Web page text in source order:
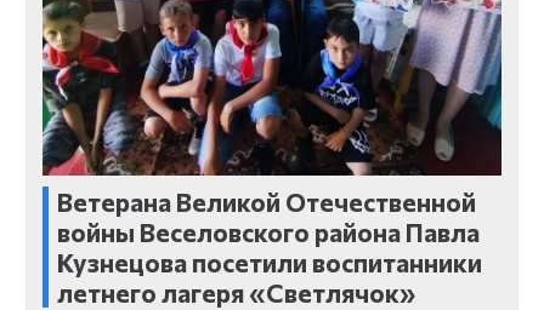
Ветерана Великой Отечественной
войны Веселовского района Павла
Кузнецова посетили воспитанники
летнего лагеря «Светлячок»